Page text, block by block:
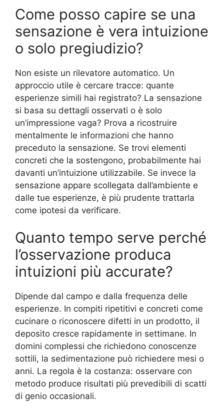
Come posso capire se una
sensazione è vera intuizione
o solo pregiudizio?
Non esiste un rilevatore automatico. Un
approccio utile è cercare tracce: quante
esperienze simili hai registrato? La sensazione
si basa su dettagli osservati o è solo
un’impressione vaga? Prova a ricostruire
mentalmente le informazioni che hanno
preceduto la sensazione. Se trovi elementi
concreti che la sostengono, probabilmente hai
davanti un’intuizione utilizzabile. Se invece la
sensazione appare scollegata dall’ambiente e
dalle tue esperienze, è più prudente trattarla
come ipotesi da verificare.
Quanto tempo serve perché
l’osservazione produca
intuizioni più accurate?
Dipende dal campo e dalla frequenza delle
esperienze. In compiti ripetitivi e concreti come
cucinare o riconoscere difetti in un prodotto, il
deposito cresce rapidamente in settimane. In
domini complessi che richiedono conoscenze
sottili, la sedimentazione può richiedere mesi o
anni. La regola è la costanza: osservare con
metodo produce risultati più prevedibili di scatti
di genio occasionali.